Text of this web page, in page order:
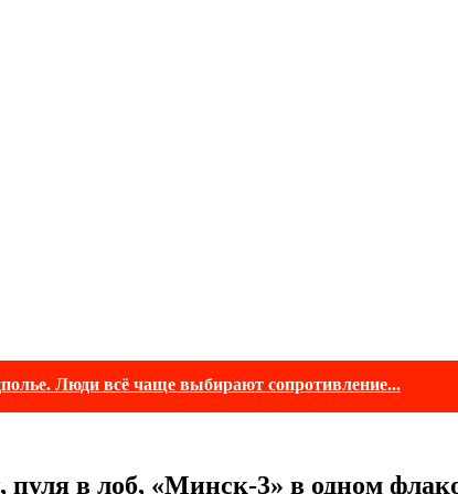
Люди всё чаще выбирают сопротивление...
в лоб, «Минск-3» в одном